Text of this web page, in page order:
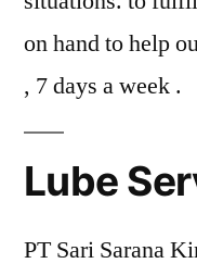
on hand to help
, 7 days a week .
Lube
PT Sari Sarana